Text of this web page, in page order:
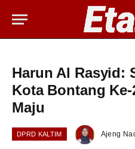
Harun Al Rasyid:
Kota Bontang
Maju
DPRD KALTIM Ajeng